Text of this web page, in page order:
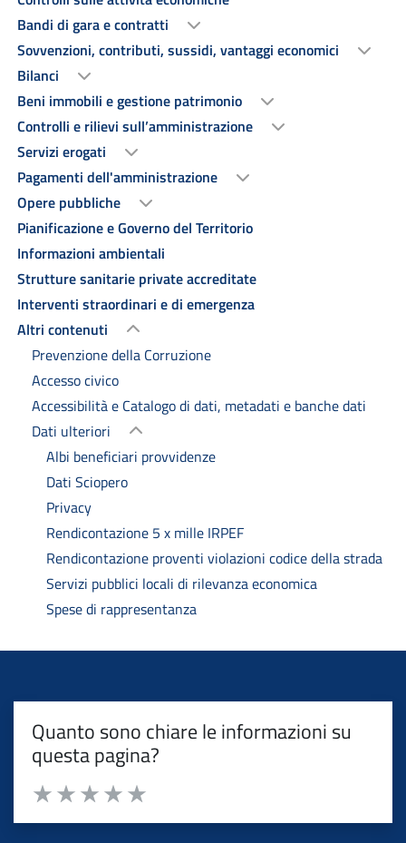
Bandi di gara e contratti
Sovvenzioni, contributi, sussidi, vantaggi economici
Bilanci
Beni immobili e gestione patrimonio
Controlli e rilievi sull’amministrazione
Servizi erogati
Pagamenti dell'amministrazione
Opere pubbliche
Pianificazione e Governo del Territorio
Informazioni ambientali
Strutture sanitarie private accreditate
Interventi straordinari e di emergenza
Altri contenuti
Prevenzione della Corruzione
Accesso civico
Accessibilità e Catalogo di dati, metadati e banche dati
Dati ulteriori
Albi beneficiari provvidenze
Dati Sciopero
Privacy
Rendicontazione 5 x mille IRPEF
Rendicontazione proventi violazioni codice della strada
Servizi pubblici locali di rilevanza economica
Spese di rappresentanza
Quanto sono chiare le informazioni su
questa pagina?
Valuta da 1 a 5 stelle la pagina